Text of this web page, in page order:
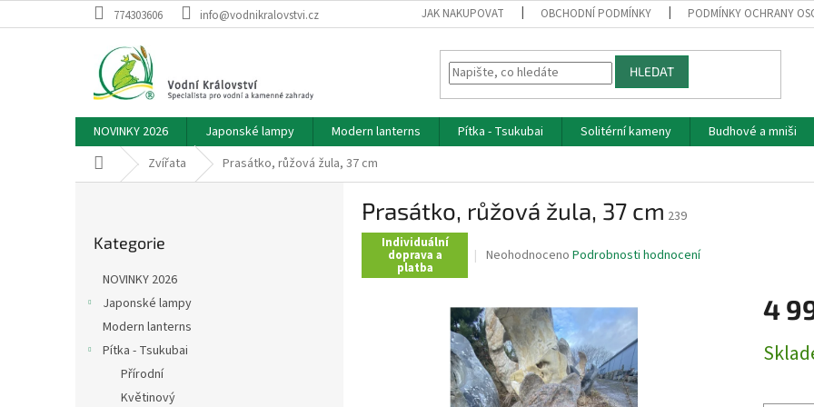
na
774303606 info@vodnikralovstvi.cz JAK NAKUPOVAT OBCHODNÍ PODMÍNKY PODMÍNKY OCHRANY
HLEDAT
NOVINKY 2026 Japonské lampy Modern lanterns Pítka - Tsukubai Solitérní kameny Budhové a mniši
Domů Zvířata Prasátko, růžová žula, 37 cm
kategorie
Kategorie
NOVINKY 2026
Japonské lampy
Modern lanterns
Pítka - Tsukubai
Přírodní
Květinový
Prasátko, růžová žula, 37 cm 239
Individuální
doprava a
platba
Průměrné
je
0,0
z
5
hvězdiček.
Neohodnoceno Podrobnosti hodnocení
4
cena: